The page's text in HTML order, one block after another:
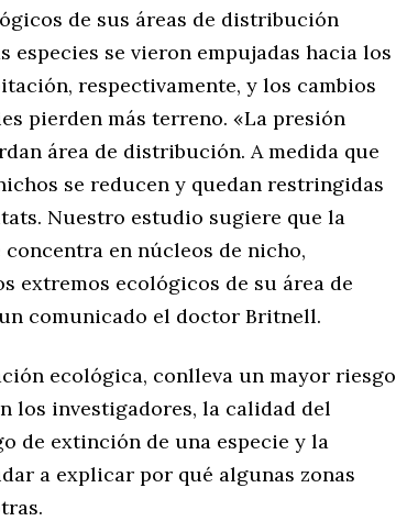
de sus áreas de distribución
especies se vieron empujadas hacia los
respectivamente, y los cambios
pierden más terreno. «La presión
área de distribución. A medida que
se reducen y quedan restringidas
Nuestro estudio sugiere que la
en núcleos de nicho,
extremos ecológicos de su área de
comunicado el doctor Britnell.
ecológica, conlleva un mayor riesgo
los investigadores, la calidad del
de extinción de una especie y la
a explicar por qué algunas zonas